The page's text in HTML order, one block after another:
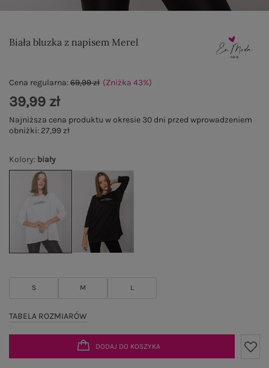
Biała bluzka z napisem Merel
Kolory: biały
S M L
TABELA ROZMIARÓW
Cena regularna:69,99 zł (Zniżka 43%)
39,99 zł
Najniższa cena produktu w okresie 30 dni przed wprowadzeniem
obniżki: 27,99 zł
DODAJ DO KOSZYKA